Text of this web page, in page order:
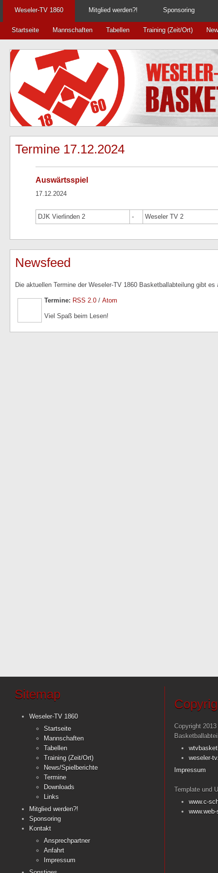
Weseler-TV 1860 Mitglied werden?! Sponsoring
Startseite Mannschaften Tabellen Training (Zeit/Ort)
Termine 17.12.2024
Auswärtsspiel
17.12.2024
DJK Vierlinden 2 - Weseler TV 2
Newsfeed
Die aktuellen Termine der Weseler-TV 1860 Basketballabteilung gibt
Termine: RSS 2.0 / Atom
Viel Spaß beim Lesen!
Sitemap
Weseler-TV 1860
Startseite
Mannschaften
Tabellen
Training (Zeit/Ort)
News/Spielberichte
Termine
Downloads
Links
Mitglied werden?!
Sponsoring
Kontakt
Ansprechpartner
Anfahrt
Impressum
Copyright
weseler-
Impressum
Template und
www.c-